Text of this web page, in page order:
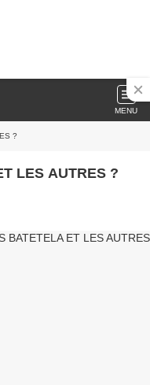
MENU
?
LES AUTRES ?